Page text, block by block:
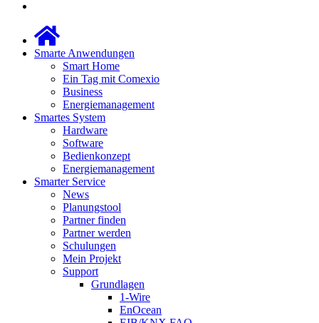
Smarte Anwendungen
Smart Home
Ein Tag mit Comexio
Business
Energiemanagement
Smartes System
Hardware
Software
Bedienkonzept
Energiemanagement
Smarter Service
News
Planungstool
Partner finden
Partner werden
Schulungen
Mein Projekt
Support
Grundlagen
1-Wire
EnOcean